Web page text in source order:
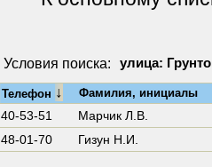
Условия поиска: улица:
Телефон ↓ Фамилия, инициалы
40-53-51
Марчик Л.В.
48-01-70
Гизун Н.И.